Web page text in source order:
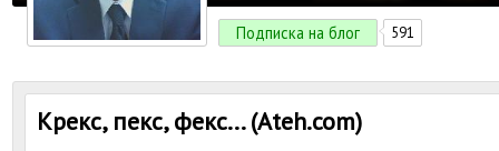
Подписка на блог 591
Крекс, пекс, фекс... (Ateh.com)